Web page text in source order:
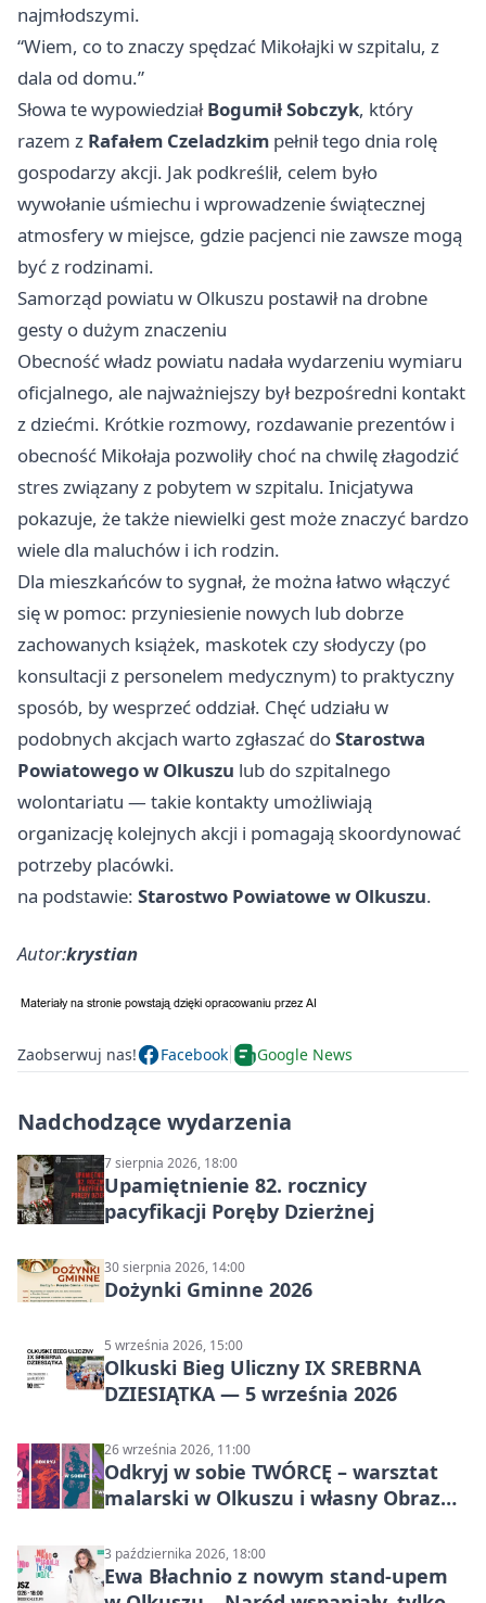
najmłodszymi.
“Wiem, co to znaczy spędzać Mikołajki w szpitalu, z
dala od domu.”
Słowa te wypowiedziałBogumił Sobczyk, który
razem z Rafałem Czeladzkim pełnił tego dnia rolę
gospodarzy akcji. Jak podkreślił, celem było
wywołanie uśmiechu i wprowadzenie świątecznej
atmosfery w miejsce, gdzie pacjenci nie zawsze mogą
być z rodzinami.
Samorząd powiatu w Olkuszu postawił na drobne
gesty o dużym znaczeniu
Obecność władz powiatu nadała wydarzeniu wymiaru
oficjalnego, ale najważniejszy był bezpośredni kontakt
z dziećmi. Krótkie rozmowy, rozdawanie prezentów i
obecność Mikołaja pozwoliły choć na chwilę złagodzić
stres związany z pobytem w szpitalu. Inicjatywa
pokazuje, że także niewielki gest może znaczyć bardzo
wiele dla maluchów i ich rodzin.
Dla mieszkańców to sygnał, że można łatwo włączyć
się w pomoc: przyniesienie nowych lub dobrze
zachowanych książek, maskotek czy słodyczy (po
konsultacji z personelem medycznym) to praktyczny
sposób, by wesprzeć oddział. Chęć udziału w
podobnych akcjach warto zgłaszać doStarostwa
Powiatowego w Olkuszu lub do szpitalnego
wolontariatu — takie kontakty umożliwiają
organizację kolejnych akcji i pomagają skoordynować
potrzeby placówki.
na podstawie: Starostwo Powiatowe w Olkuszu.
Autor:krystian
Zaobserwuj nas! Facebook Google News
Nadchodzące wydarzenia
7 sierpnia 2026, 18:00
Upamiętnienie 82. rocznicy
pacyfikacji Poręby Dzierżnej
30 sierpnia 2026, 14:00
Dożynki Gminne 2026
5 września 2026, 15:00
Olkuski Bieg Uliczny IX SREBRNA
DZIESIĄTKA — 5 września 2026
26 września 2026, 11:00
Odkryj w sobie TWÓRCĘ – warsztat
malarski w Olkuszu i własny Obraz
3 października 2026, 18:00
Ewa Błachnio z nowym stand-upem